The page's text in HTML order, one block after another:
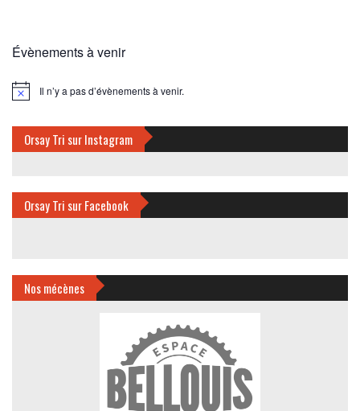
Évènements à venir
Notice Il n’y a pas d’évènements à venir.
Orsay Tri sur Instagram
Orsay Tri sur Facebook
Nos mécènes